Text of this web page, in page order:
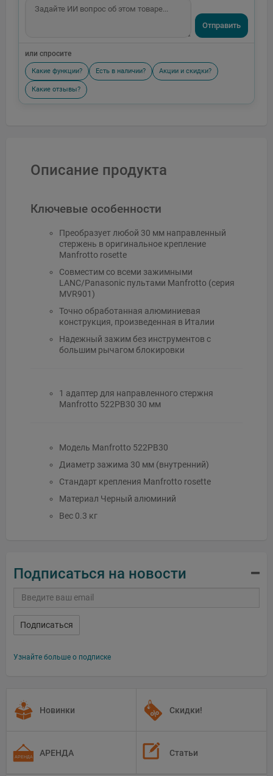
Отправить
или спросите
Какие функции? Есть в наличии? Акции и скидки?
Какие отзывы?
Описание продукта
Ключевые особенности
Преобразует любой 30 мм направленный
стержень в оригинальное крепление
Manfrotto rosette
Совместим со всеми зажимными
LANC/Panasonic пультами Manfrotto (серия
MVR901)
Точно обработанная алюминиевая
конструкция, произведенная в Италии
Надежный зажим без инструментов с
большим рычагом блокировки
1 адаптер для направленного стержня
Manfrotto 522PB30 30 мм
Модель Manfrotto 522PB30
Диаметр зажима 30 мм (внутренний)
Стандарт крепления Manfrotto rosette
Материал Черный алюминий
Вес 0.3 кг
Подписаться на новости
Подписаться
Узнайте больше о подписке
Новинки Скидки!
АРЕНДА Статьи